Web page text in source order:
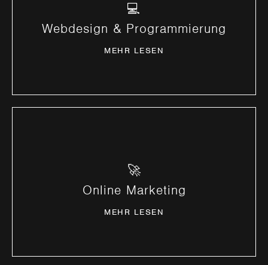
💻
Webdesign & Programmierung
MEHR LESEN
Design & Technologie perfekt kombiniert.
MEHR ERFAHREN
🚀
Online Marketing
MEHR LESEN
Digitale Sichtbarkeit für Ihr Business.
MEHR ERFAHREN